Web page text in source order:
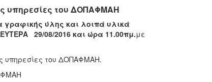
υπηρεσίες του ΔΟΠΑΦΜΑΗ
γραφικής ύλης και λοιπά υλικά
29/08/2016 και ώρα 11.00πμ.με
υπηρεσίες του ΔΟΠΑΦΜΑΗ.